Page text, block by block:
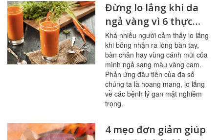
Đừng lo lắng khi da
ngả vàng vì 6 thực
phẩm này
Khá nhiều người cảm thấy lo lắng
khi bỗng nhận ra lòng bàn tay,
bàn chân hay vùng cánh mũi của
mình ngả sang màu vàng cam.
Phản ứng đầu tiên của đa số
chúng ta là hoang mang, lo lắng
về các bệnh lý gan mật nghiêm
trọng.
4 mẹo đơn giảm giúp